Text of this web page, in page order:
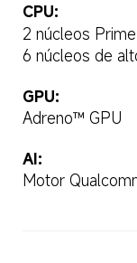
CPU:
2 núcleos
6 núcleos de
GPU:
Adreno™ GPU
AI:
Motor